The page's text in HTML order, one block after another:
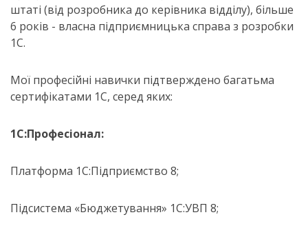
штаті (від розробника до керівника відділу), більше
6 років - власна підприємницька справа з розробки
1С.
Мої професійні навички підтверждено багатьма
сертифікатами 1С, серед яких:
1C:Професіонал:
Платформа 1С:Підприємство 8;
Підсистема «Бюджетування» 1С:УВП 8;